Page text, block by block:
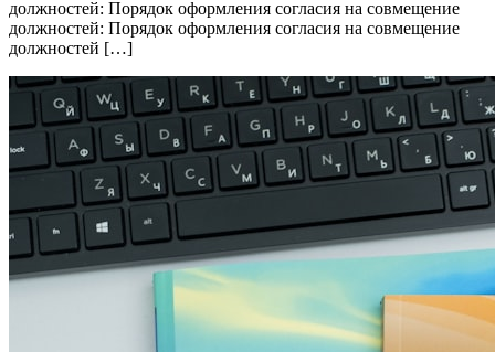
должностей: Порядок оформления согласия на совмещение
должностей: Порядок оформления согласия на совмещение
должностей […]